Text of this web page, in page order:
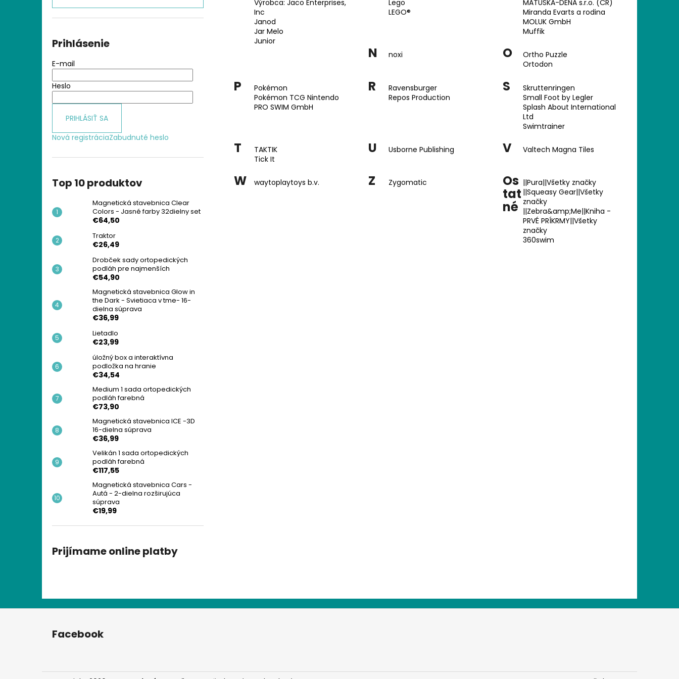
Prihlásenie
E-mail
Heslo
PRIHLÁSIŤ SA
Nová registráciaZabudnuté heslo
Top 10 produktov
Magnetická stavebnica Clear
Colors - Jasné farby 32dielny set
€64,50
Traktor
€26,49
Drobček sady ortopedických
podláh pre najmenších
€54,90
Magnetická stavebnica Glow in
the Dark - Svietiaca v tme- 16-
dielna súprava
€36,99
Lietadlo
€23,99
úložný box a interaktívna
podložka na hranie
€34,54
Medium 1 sada ortopedických
podláh farebná
€73,90
Magnetická stavebnica ICE -3D
16-dielna súprava
€36,99
Velikán 1 sada ortopedických
podláh farebná
€117,55
Magnetická stavebnica Cars -
Autá - 2-dielna rozširujúca
súprava
€19,99
Prijímame online platby
Výrobca: Jaco Enterprises,
Inc
Janod
Jar Melo
Junior
Lego
LEGO®
MATUŠKA-DENA s.r.o. (ČR)
Miranda Evarts a rodina
MOLUK GmbH
Muffik
N noxi O
Ortho Puzzle
Ortodon
P
Pokémon
Pokémon TCG Nintendo
PRO SWIM GmbH
R
Ravensburger
Repos Production
S
Skruttenringen
Small Foot by Legler
Splash About International
Ltd
Swimtrainer
T
TAKTIK
Tick It
U Usborne Publishing V Valtech Magna Tiles
W waytoplaytoys b.v. Z Zygomatic Os
tat
né
||Pura||Všetky značky
||Squeasy Gear||Všetky
značky
||Zebra&amp;Me||Kniha -
PRVÉ PRÍKRMY||Všetky
značky
360swim
COLORS - JASNÉ FARBY 32DIELNY SET
TRAKTOR
€26,49
DROBČEK SADY ORTOPEDICKÝCH
PODLÁH PRE NAJMENŠÍCH
Facebook